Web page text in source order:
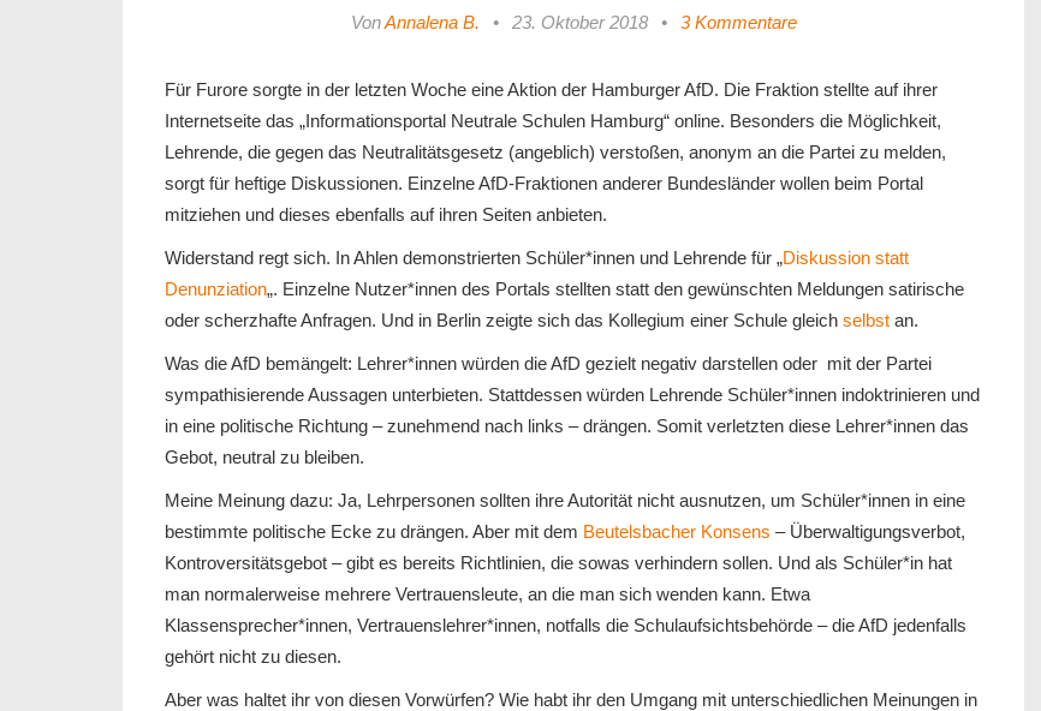
VonAnnalena B. • 23. Oktober 2018 • 3 Kommentare
Für Furore sorgte in der letzten Woche eine Aktion der Hamburger AfD. Die Fraktion stellte auf ihrer
Internetseite das „Informationsportal Neutrale Schulen Hamburg“ online. Besonders die Möglichkeit,
Lehrende, die gegen das Neutralitätsgesetz (angeblich) verstoßen, anonym an die Partei zu melden,
sorgt für heftige Diskussionen. Einzelne AfD-Fraktionen anderer Bundesländer wollen beim Portal
mitziehen und dieses ebenfalls auf ihren Seiten anbieten.
Widerstand regt sich. In Ahlen demonstrierten Schüler*innen und Lehrende für „Diskussion statt
Denunziation„. Einzelne Nutzer*innen des Portals stellten statt den gewünschten Meldungen satirische
oder scherzhafte Anfragen. Und in Berlin zeigte sich das Kollegium einer Schule gleich selbst an.
Was die AfD bemängelt: Lehrer*innen würden die AfD gezielt negativ darstellen oder mit der Partei
sympathisierende Aussagen unterbieten. Stattdessen würden Lehrende Schüler*innen indoktrinieren und
in eine politische Richtung – zunehmend nach links – drängen. Somit verletzten diese Lehrer*innen das
Gebot, neutral zu bleiben.
Meine Meinung dazu: Ja, Lehrpersonen sollten ihre Autorität nicht ausnutzen, um Schüler*innen in eine
bestimmte politische Ecke zu drängen. Aber mit dem Beutelsbacher Konsens – Überwaltigungsverbot,
Kontroversitätsgebot – gibt es bereits Richtlinien, die sowas verhindern sollen. Und als Schüler*in hat
man normalerweise mehrere Vertrauensleute, an die man sich wenden kann. Etwa
Klassensprecher*innen, Vertrauenslehrer*innen, notfalls die Schulaufsichtsbehörde – die AfD jedenfalls
gehört nicht zu diesen.
Aber was haltet ihr von diesen Vorwürfen? Wie habt ihr den Umgang mit unterschiedlichen Meinungen in